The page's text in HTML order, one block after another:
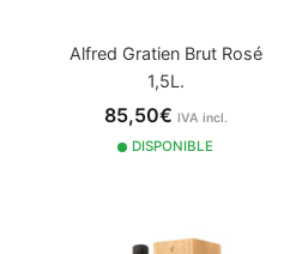
Alfred Gratien Brut Rosé
1,5L.
85,50€ IVA incl.
DISPONIBLE